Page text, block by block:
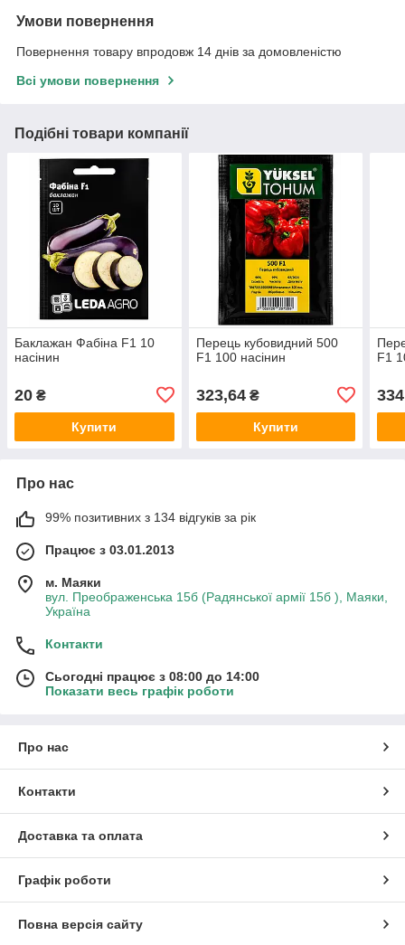
Умови повернення
Повернення товару впродовж 14 днів за домовленістю
Всі умови повернення
Подібні товари компанії
Баклажан Фабіна F1 10
насінин
20 ₴
Купити
Перець кубовидний 500
F1 100 насінин
323,64₴
Купити
F1
Про нас
99% позитивних з 134 відгуків за рік
Працює з 03.01.2013
м. Маяки
вул. Преображенська 15б (Радянської армії 15б ), Маяки,
Україна
Контакти
Сьогодні працює з 08:00 до 14:00
Показати весь графік роботи
Про нас
Контакти
Доставка та оплата
Графік роботи
Повна версія сайту